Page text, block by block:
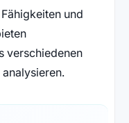
und
verschiedenen